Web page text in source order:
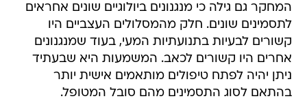
המחקר גם גילה כי מנגנונים ביולוגיים שונים אחראים
לתסמינים שונים. חלק מהמסלולים העצביים היו
קשורים לבעיות בתנועתיות המעי, בעוד שמנגנונים
אחרים היו קשורים לכאב. המשמעות היא שבעתיד
ניתן יהיה לפתח טיפולים מותאמים אישית יותר
בהתאם לסוג התסמינים מהם סובל המטופל.